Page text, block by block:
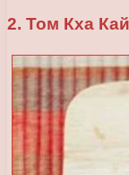
2. Том Кха Кай